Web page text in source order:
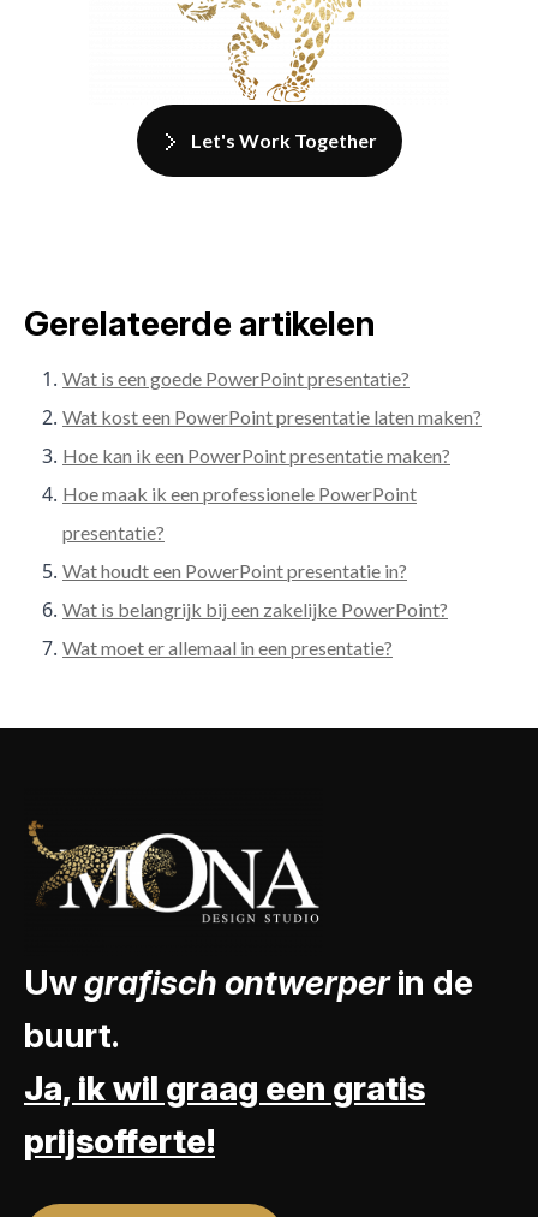
Let's Work Together
Gerelateerde artikelen
Wat is een goede PowerPoint presentatie?
Wat kost een PowerPoint presentatie laten maken?
Hoe kan ik een PowerPoint presentatie maken?
Hoe maak ik een professionele PowerPoint
presentatie?
Wat houdt een PowerPoint presentatie in?
Wat is belangrijk bij een zakelijke PowerPoint?
Wat moet er allemaal in een presentatie?
Uwgrafisch ontwerperin de
buurt.
Ja, ik wil graag een gratis
prijsofferte!